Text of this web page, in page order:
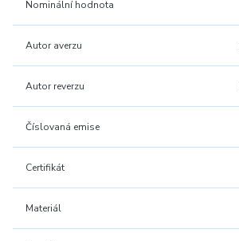
Nominální hodnota
Autor averzu
Autor reverzu
Číslovaná emise
Certifikát
Materiál